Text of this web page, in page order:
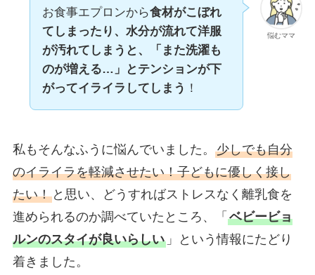
悩むママ
お食事エプロンから食材がこぼれ
てしまったり、水分が流れて洋服
が汚れてしまうと、「また洗濯も
のが増える…」とテンションが下
がってイライラしてしまう ！
私もそんなふうに悩んでいました。 少しでも自分
のイライラを軽減させたい！子どもに優しく接し
たい！と思い、どうすればストレスなく離乳食を
進められるのか調べていたところ、「 ベビービョ
ルンのスタイが良いらしい」という情報にたどり
着きました。